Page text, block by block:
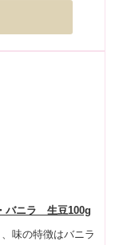
バニラ 生豆100g
味の特徴はバニラ